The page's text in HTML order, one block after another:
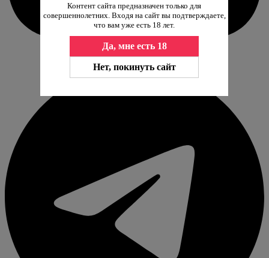
Контент сайта предназначен только для
совершеннолетних. Входя на сайт вы подтверждаете,
что вам уже есть 18 лет.
Да, мне есть 18
Нет, покинуть сайт